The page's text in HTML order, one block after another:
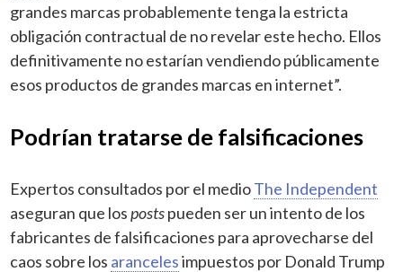
grandes marcas probablemente tenga la estricta
obligación contractual de no revelar este hecho. Ellos
definitivamente no estarían vendiendo públicamente
esos productos de grandes marcas en internet”.
Podrían tratarse de falsificaciones
Expertos consultados por el medioThe Independent
aseguran que lospostspueden ser un intento de los
fabricantes de falsificaciones para aprovecharse del
caos sobre los arancelesimpuestos por Donald Trump